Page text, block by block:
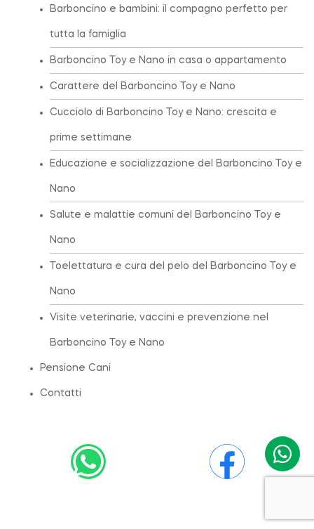
Barboncino e bambini: il compagno perfetto per
tutta la famiglia
Barboncino Toy e Nano in casa o appartamento
Carattere del Barboncino Toy e Nano
Cucciolo di Barboncino Toy e Nano: crescita e
prime settimane
Educazione e socializzazione del Barboncino Toy e
Nano
Salute e malattie comuni del Barboncino Toy e
Nano
Toelettatura e cura del pelo del Barboncino Toy e
Nano
Visite veterinarie, vaccini e prevenzione nel
Barboncino Toy e Nano
Pensione Cani
Contatti